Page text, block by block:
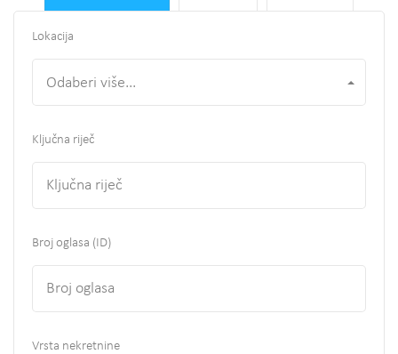
Lokacija
Odaberi više...
Ključna riječ
Broj oglasa (ID)
Vrsta nekretnine